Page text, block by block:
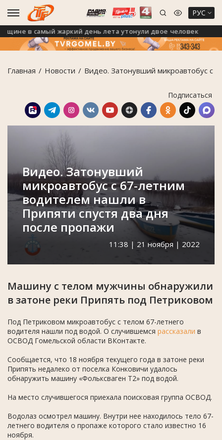
РУС
в самый жаркий день лета утонули двое человек
Главная Новости Видео. Затонувший микроавтобус с
Подписаться
Видео. Затонувший
микроавтобус с 67-летним
водителем нашли в
Припяти спустя два дня
после пропажи
11:38 | 21 ноября | 2022
Машину с телом мужчины обнаружили
в затоне реки Припять под Петриковом
Под Петриковом микроавтобус с телом 67-летнего
водителя нашли под водой. О случившемся рассказали в
ОСВОД Гомельской области ВКонтакте.
Сообщается, что 18 ноября текущего года в затоне реки
Припять недалеко от поселка Конковичи удалось
обнаружить машину «Фольксваген T2» под водой.
На место случившегося приехала поисковая группа ОСВОД.
Водолаз осмотрел машину. Внутри нее находилось тело 67-
летнего водителя о пропаже которого стало известно 16
ноября.